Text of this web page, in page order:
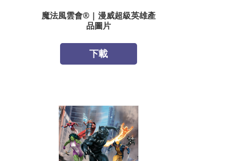
魔法風雲會® | 漫威超級英雄產
品圖片
下載